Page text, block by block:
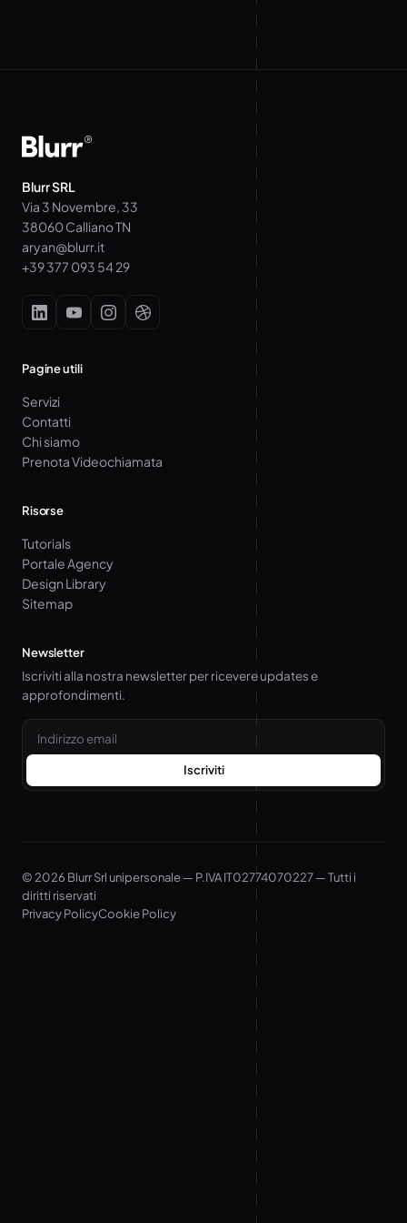
Blurr SRL
Via 3 Novembre, 33
38060 Calliano TN
aryan@blurr.it
+39 377 093 54 29
Pagine utili
Servizi
Contatti
Chi siamo
Prenota Videochiamata
Risorse
Tutorials
Portale Agency
Design Library
Sitemap
Newsletter
Iscriviti alla nostra newsletter per ricevere updates e
approfondimenti.
Email
Iscriviti
© 2026 Blurr Srl unipersonale — P.IVA IT02774070227 — Tutti i
diritti riservati
Privacy PolicyCookie Policy